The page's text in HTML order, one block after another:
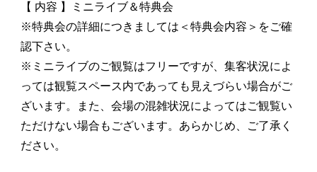
【 内容 】ミニライブ＆特典会
※特典会の詳細につきましては＜特典会内容＞をご確
認下さい。
※ミニライブのご観覧はフリーですが、集客状況によ
っては観覧スペース内であっても見えづらい場合がご
ざいます。また、会場の混雑状況によってはご観覧い
ただけない場合もございます。あらかじめ、ご了承く
ださい。